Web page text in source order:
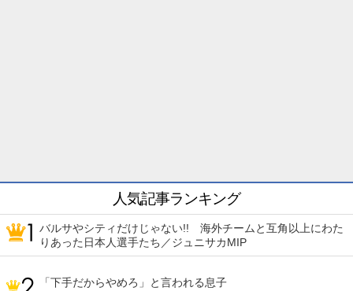
人気記事ランキング
バルサやシティだけじゃない!! 海外チームと互角以上にわた
りあった日本人選手たち／ジュニサカMIP
「下手だからやめろ」と言われる息子